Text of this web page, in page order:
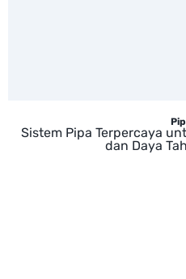
Sistem Pipa Terpercaya
dan Daya